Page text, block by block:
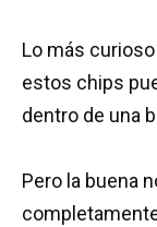
Lo más
estos chips
dentro de una
Pero la buena